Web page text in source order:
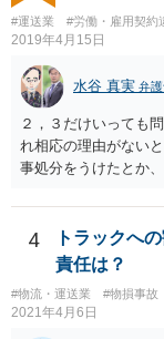
５年間は返済を継続
きい場合，借金が減
ている財産（２０万
きない。 【③の回答
士費用は分割で支払
て支払いのスケジュ
る必要はなくなるた
身で進めることは相
を起こされることも
とをお勧めします。
#運送業 #労働・雇用契約
2019年4月15日
水谷 真実 弁
２，３だけいっても
れ相応の理由がない
事処分をうけたとか
できず、すみません
4
トラックへ
責任は？
#物流・運送業 #物損事故
2021年4月6日